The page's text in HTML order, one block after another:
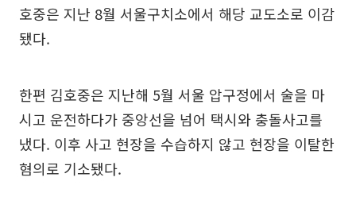
호중은 지난 8월 서울구치소에서 해당 교도소로 이감
됐다.
한편 김호중은 지난해 5월 서울 압구정에서 술을 마
시고 운전하다가 중앙선을 넘어 택시와 충돌사고를
냈다. 이후 사고 현장을 수습하지 않고 현장을 이탈한
혐의로 기소됐다.